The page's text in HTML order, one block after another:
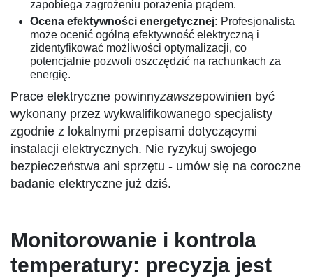
zapobiega zagrożeniu porażenia prądem.
Ocena efektywności energetycznej: Profesjonalista
może ocenić ogólną efektywność elektryczną i
zidentyfikować możliwości optymalizacji, co
potencjalnie pozwoli oszczędzić na rachunkach za
energię.
Prace elektryczne powinnyzawszepowinien być
wykonany przez wykwalifikowanego specjalisty
zgodnie z lokalnymi przepisami dotyczącymi
instalacji elektrycznych. Nie ryzykuj swojego
bezpieczeństwa ani sprzętu - umów się na coroczne
badanie elektryczne już dziś.
Monitorowanie i kontrola
temperatury: precyzja jest